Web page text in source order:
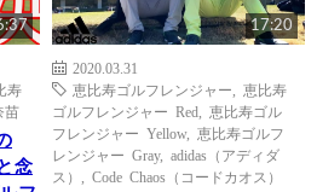
寿
苗
念
17:20
2020.03.31
恵比寿ゴルフレンジャー
恵比寿
ゴルフレンジャー Red
恵比寿ゴル
フレンジャー Yellow, 恵比寿ゴルフ
レンジャー Gray, adidas（アディダ
ス）
Code Chaos（コードカオス）